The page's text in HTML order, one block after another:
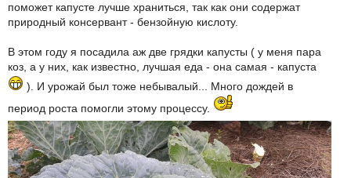
поможет капусте лучше храниться, так как они содержат
природный консервант - бензойную кислоту.
В этом году я посадила аж две грядки капусты ( у меня пара
коз, а у них, как известно, лучшая еда - она самая - капуста
). И урожай был тоже небывалый... Много дождей в
период роста помогли этому процессу.